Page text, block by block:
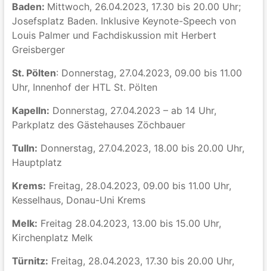
Baden: Mittwoch, 26.04.2023, 17.30 bis 20.00 Uhr;
Josefsplatz Baden. Inklusive Keynote-Speech von
Louis Palmer und Fachdiskussion mit Herbert
Greisberger
St. Pölten: Donnerstag, 27.04.2023, 09.00 bis 11.00
Uhr, Innenhof der HTL St. Pölten
Kapelln: Donnerstag, 27.04.2023 – ab 14 Uhr,
Parkplatz des Gästehauses Zöchbauer
Tulln: Donnerstag, 27.04.2023, 18.00 bis 20.00 Uhr,
Hauptplatz
Krems: Freitag, 28.04.2023, 09.00 bis 11.00 Uhr,
Kesselhaus, Donau-Uni Krems
Melk: Freitag 28.04.2023, 13.00 bis 15.00 Uhr,
Kirchenplatz Melk
Türnitz: Freitag, 28.04.2023, 17.30 bis 20.00 Uhr,